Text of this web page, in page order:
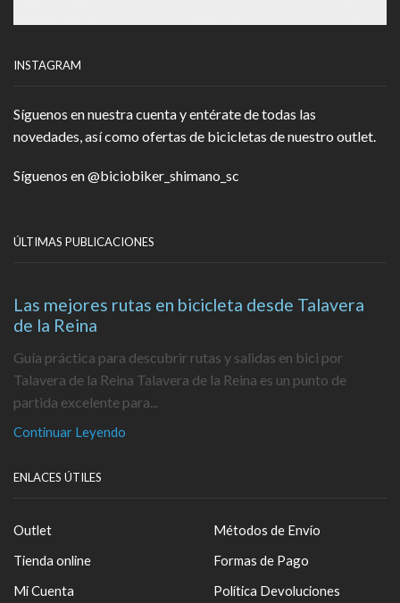
INSTAGRAM
Síguenos en nuestra cuenta y entérate de todas las
novedades, así como ofertas de bicicletas de nuestro outlet.
Síguenos en@biciobiker_shimano_sc
ÚLTIMAS PUBLICACIONES
Las mejores rutas en bicicleta desde Talavera
de la Reina
Guía práctica para descubrir rutas y salidas en bici por
Talavera de la Reina Talavera de la Reina es un punto de
partida excelente para...
Continuar Leyendo
ENLACES ÚTILES
Outlet
Tienda online
Mi Cuenta
Métodos de Envío
Formas de Pago
Política Devoluciones